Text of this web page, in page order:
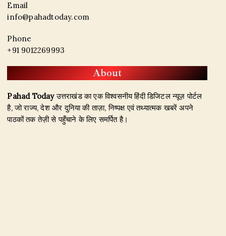
Email
info@pahadtoday.com
Phone
+91 9012269993
About
Pahad Todayउत्तराखंड का एक विश्वसनीय हिंदी डिजिटल न्यूज़ पोर्टल
है, जो राज्य, देश और दुनिया की ताज़ा, निष्पक्ष एवं तथ्यात्मक खबरें अपने
पाठकों तक तेज़ी से पहुँचाने के लिए समर्पित है।